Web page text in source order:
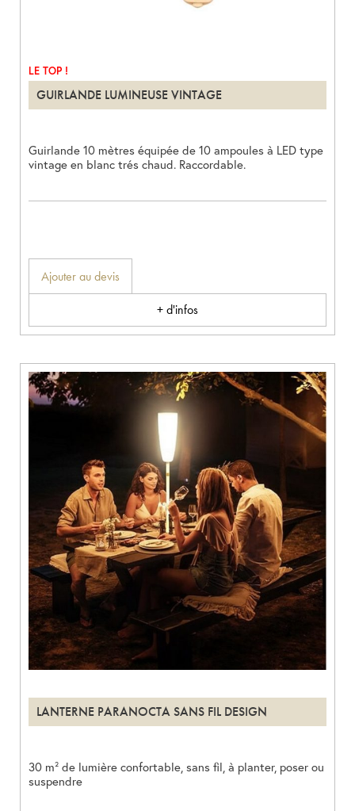
LE TOP !
GUIRLANDE LUMINEUSE VINTAGE
Guirlande 10 mètres équipée de 10 ampoules à LED type
vintage en blanc trés chaud. Raccordable.
Ajouter au devis
+ d'infos
LANTERNE PARANOCTA SANS FIL DESIGN
30 m² de lumière confortable, sans fil, à planter, poser ou
suspendre